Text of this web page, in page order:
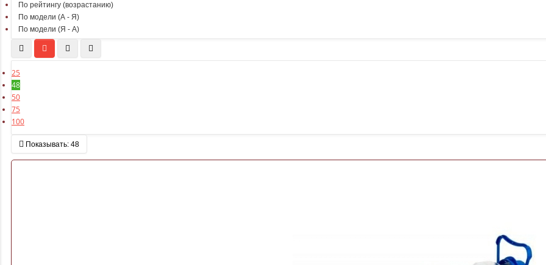
По рейтингу (возрастанию)
По модели (A - Я)
По модели (Я - A)
25
48
50
75
100
Показывать: 48